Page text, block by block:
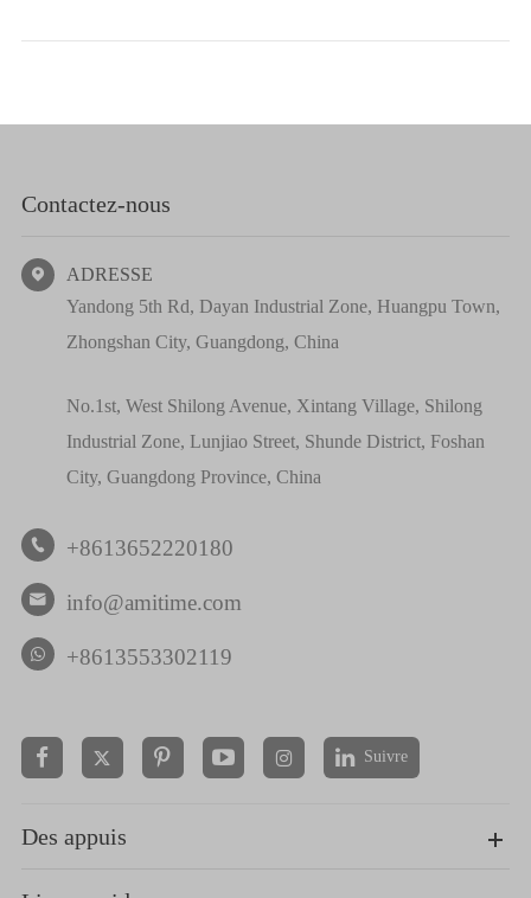
Contactez-nous

ADRESSE
Yandong 5th Rd, Dayan Industrial Zone, Huangpu Town,
Zhongshan City, Guangdong, China
No.1st, West Shilong Avenue, Xintang Village, Shilong
Industrial Zone, Lunjiao Street, Shunde District, Foshan
City, Guangdong Province, China
 +8613652220180
 info@amitime.com
+8613553302119
  Suivre
Des appuis